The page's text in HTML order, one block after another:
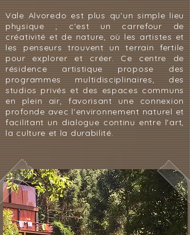
Vale Alvoredo est plus qu'un simple lieu
physique ; c'est un carrefour de
créativité et de nature, où les artistes et
les penseurs trouvent un terrain fertile
pour explorer et créer. Ce centre de
résidence artistique propose des
programmes multidisciplinaires, des
studios privés et des espaces communs
en plein air, favorisant une connexion
profonde avec l'environnement naturel et
facilitant un dialogue continu entre l'art,
la culture et la durabilité.